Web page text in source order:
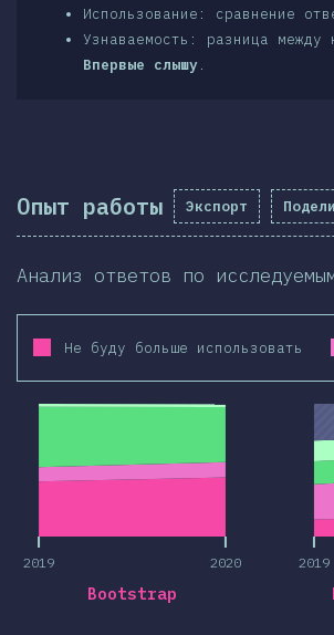
Использование: сравнение
Узнаваемость: разница между
Впервые слышу.
Опыт работы Экспорт
Анализ ответов по
Не буду больше использовать
2019 2020
2019 2020
Bootstrap
2019
2019